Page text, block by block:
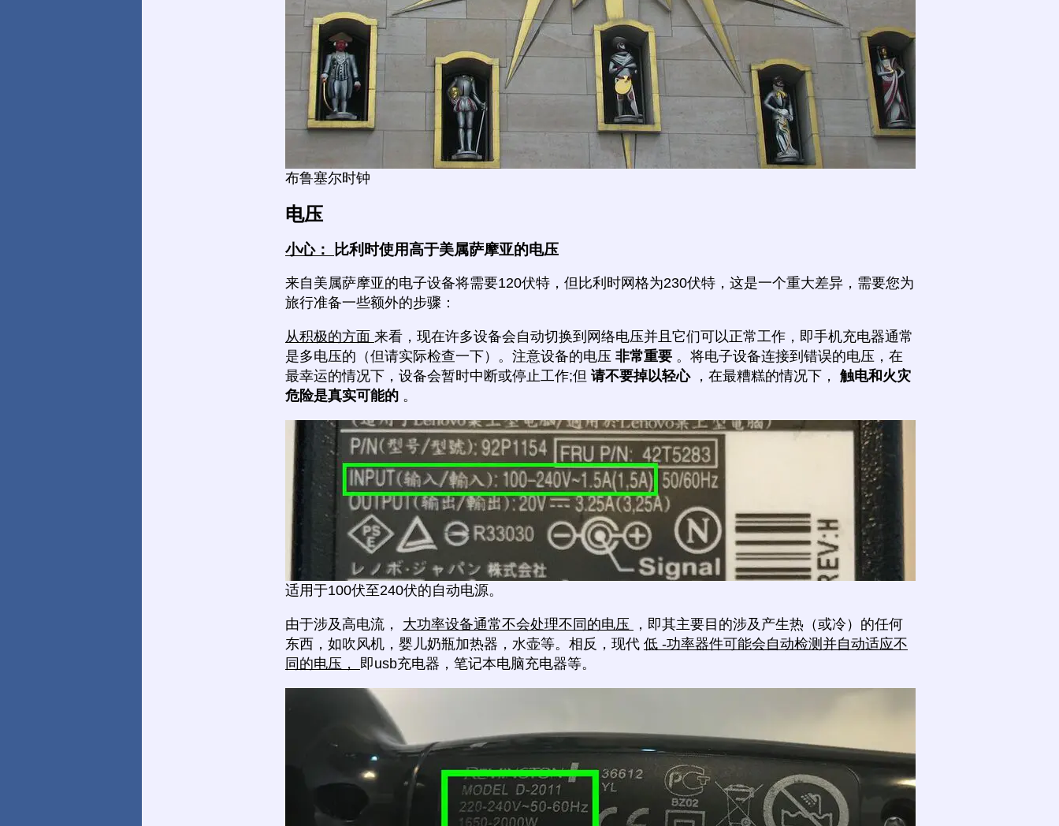
布鲁塞尔时钟
电压
小心： 比利时使用高于美属萨摩亚的电压
来自美属萨摩亚的电子设备将需要120伏特，但比利时网格为230伏特，这是一个重大差异，需要您为
旅行准备一些额外的步骤：
从积极的方面 来看，现在许多设备会自动切换到网络电压并且它们可以正常工作，即手机充电器通常
是多电压的（但请实际检查一下）。注意设备的电压 非常重要 。将电子设备连接到错误的电压，在
最幸运的情况下，设备会暂时中断或停止工作;但 请不要掉以轻心 ，在最糟糕的情况下， 触电和火灾
危险是真实可能的 。
适用于100伏至240伏的自动电源。
由于涉及高电流， 大功率设备通常不会处理不同的电压
，即其主要目的涉及产生热（或冷）的任何
东西，如吹风机，婴儿奶瓶加热器，水壶等。相反，现代 低 -功率器件可能会自动检测并自动适应不
同的电压， 即usb充电器，笔记本电脑充电器等。